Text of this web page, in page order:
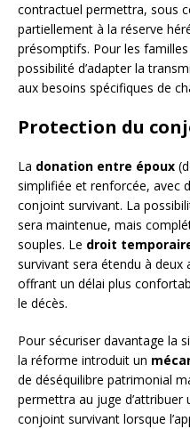
contractuel permettra, sous
partiellement à la réserve
présomptifs. Pour les
possibilité d’adapter la
aux besoins spécifiques de
Protection du
La donation entre époux
simplifiée et renforcée, avec
conjoint survivant. La
sera maintenue, mais
souples. Le droit
survivant sera étendu à
offrant un délai plus
le décès.
Pour sécuriser davantage la
la réforme introduit un
de déséquilibre patrimonial
permettra au juge
conjoint survivant lorsque